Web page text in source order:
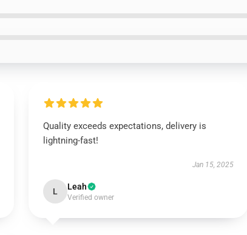
Quality exceeds expectations, delivery is
lightning-fast!
Jan 15, 2025
L Leah
Verified owner